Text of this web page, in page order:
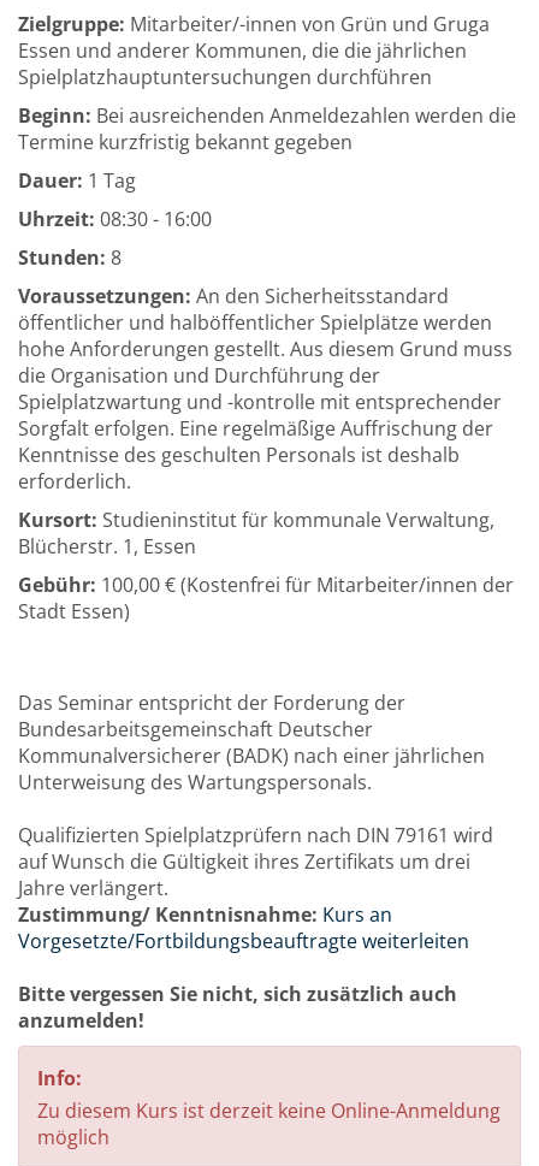
Zielgruppe: Mitarbeiter/-innen von Grün und Gruga
Essen und anderer Kommunen, die die jährlichen
Spielplatzhauptuntersuchungen durchführen
Beginn: Bei ausreichenden Anmeldezahlen werden die
Termine kurzfristig bekannt gegeben
Dauer: 1 Tag
Uhrzeit: 08:30 - 16:00
Stunden: 8
Voraussetzungen: An den Sicherheitsstandard
öffentlicher und halböffentlicher Spielplätze werden
hohe Anforderungen gestellt. Aus diesem Grund muss
die Organisation und Durchführung der
Spielplatzwartung und -kontrolle mit entsprechender
Sorgfalt erfolgen. Eine regelmäßige Auffrischung der
Kenntnisse des geschulten Personals ist deshalb
erforderlich.
Kursort: Studieninstitut für kommunale Verwaltung,
Blücherstr. 1, Essen
Gebühr: 100,00 € (Kostenfrei für Mitarbeiter/innen der
Stadt Essen)
Das Seminar entspricht der Forderung der
Bundesarbeitsgemeinschaft Deutscher
Kommunalversicherer (BADK) nach einer jährlichen
Unterweisung des Wartungspersonals.
Qualifizierten Spielplatzprüfern nach DIN 79161 wird
auf Wunsch die Gültigkeit ihres Zertifikats um drei
Jahre verlängert.
Zustimmung/ Kenntnisnahme: Kurs an
Vorgesetzte/Fortbildungsbeauftragte weiterleiten
Bitte vergessen Sie nicht, sich zusätzlich auch
anzumelden!
Info:
Zu diesem Kurs ist derzeit keine Online-Anmeldung
möglich